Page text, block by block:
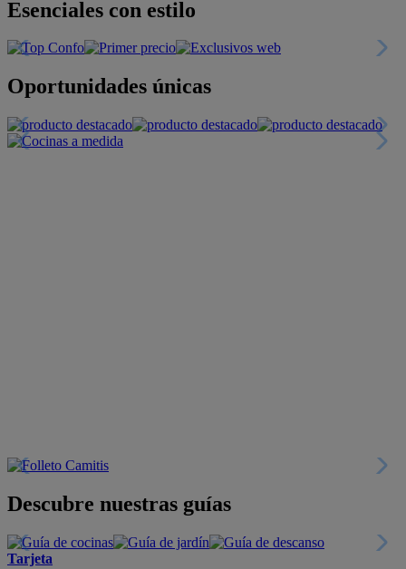
Esenciales con estilo
Oportunidades únicas
Descubre nuestras guías
Tarjeta